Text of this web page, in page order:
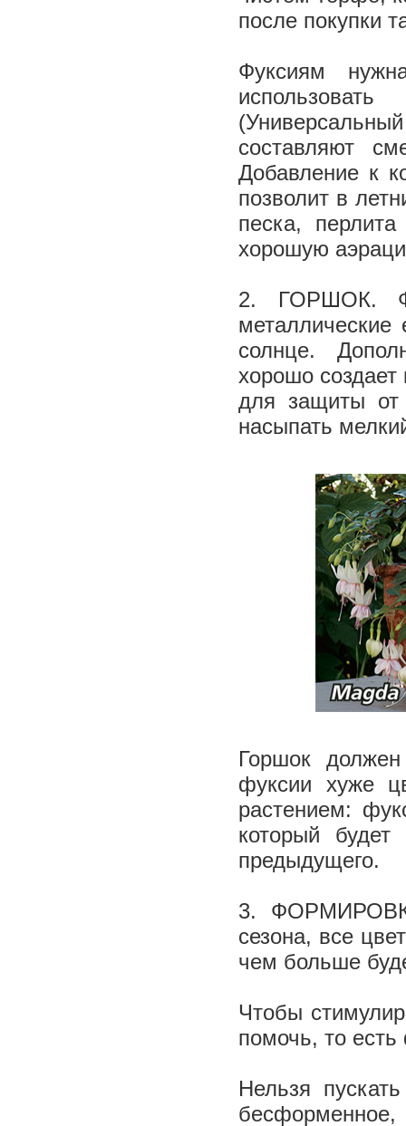
после покупки
Фуксиям
составляют
Добавление к
позволит в
песка,
хорошую
2. ГОРШОК.
металлические
солнце.
хорошо
для защиты от
насыпать
Горшок
фуксии хуже
растением:
который
предыдущего.
3.
сезона, все
чем больше
Чтобы
помочь, то
Нельзя